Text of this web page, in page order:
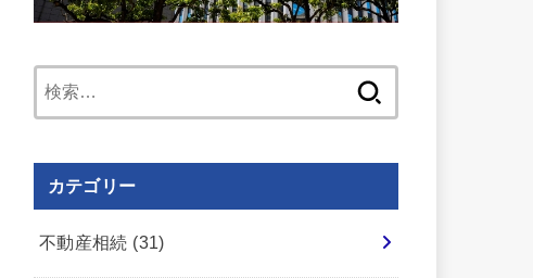
索:
カテゴリー
不動産相続 (31)